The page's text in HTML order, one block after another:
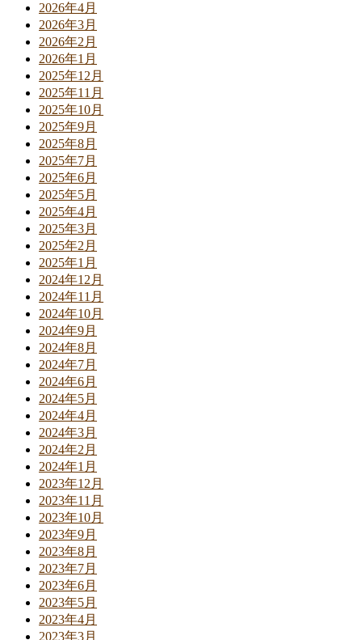
2026年4月
2026年3月
2026年2月
2026年1月
2025年12月
2025年11月
2025年10月
2025年9月
2025年8月
2025年7月
2025年6月
2025年5月
2025年4月
2025年3月
2025年2月
2025年1月
2024年12月
2024年11月
2024年10月
2024年9月
2024年8月
2024年7月
2024年6月
2024年5月
2024年4月
2024年3月
2024年2月
2024年1月
2023年12月
2023年11月
2023年10月
2023年9月
2023年8月
2023年7月
2023年6月
2023年5月
2023年4月
2023年3月